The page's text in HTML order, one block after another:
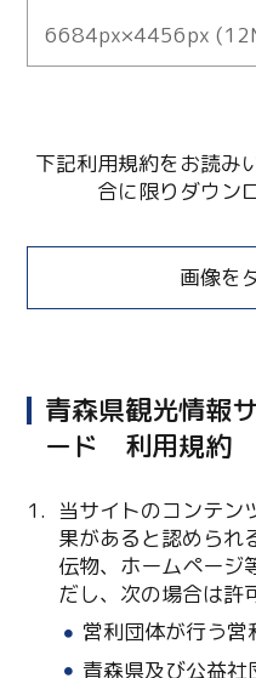
6684px×4456px
下記利用規約をお読み
合に限りダウン
画像を
青森県観光情報
ード 利用規約
当サイトのコンテン
果があると認められ
伝物、ホームページ
だし、次の場合は許
営利団体が行う
青森県及び公益